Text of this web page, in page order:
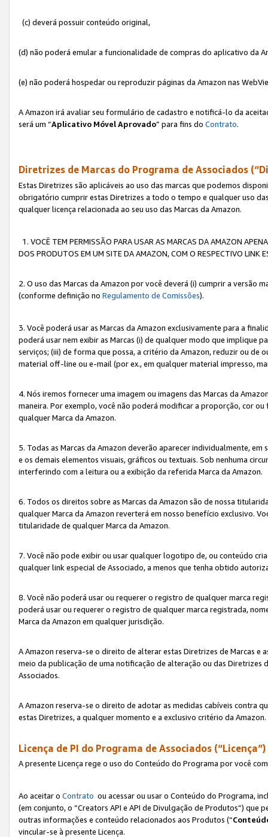
(c) deverá possuir conteúdo original,
(d) não poderá emular a funcionalidade de compras do aplicativo da
(e) não poderá hospedar ou reproduzir páginas da Amazon nas
A Amazon irá avaliar seu formulário de cadastro e notificá-lo da
será um “Aplicativo Móvel Aprovado” para fins do Contrato.
Diretrizes de Marcas do Programa de Associados
Estas Diretrizes são aplicáveis ao uso das marcas que podemos
obrigatório cumprir estas Diretrizes a todo o tempo e qualquer uso
qualquer licença relacionada ao seu uso das Marcas da Amazon.
1. VOCÊ TEM PERMISSÃO PARA USAR AS MARCAS DA AMAZON
DOS PRODUTOS EM UM SITE DA AMAZON, COM O RESPECTIVO LINK
2. O uso das Marcas da Amazon por você deverá (i) cumprir a versão
(conforme definição no Regulamento de Comissões).
3. Você poderá usar as Marcas da Amazon exclusivamente para a
poderá usar nem exibir as Marcas (i) de qualquer modo que implique
serviços; (iii) de forma que possa, a critério da Amazon, reduzir ou de
material off-line ou e-mail (por ex., em qualquer material impresso,
4. Nós iremos fornecer uma imagem ou imagens das Marcas da
maneira. Por exemplo, você não poderá modificar a proporção, cor
qualquer Marca da Amazon.
5. Todas as Marcas da Amazon deverão aparecer individualmente,
e os demais elementos visuais, gráficos ou textuais. Sob nenhuma
interferindo com a leitura ou a exibição da referida Marca da Amazon.
6. Todos os direitos sobre as Marcas da Amazon são de nossa
qualquer Marca da Amazon reverterá em nosso benefício exclusivo.
titularidade de qualquer Marca da Amazon.
7. Você não pode exibir ou usar qualquer logotipo de, ou conteúdo
qualquer link especial de Associado, a menos que tenha obtido
8. Você não poderá usar ou requerer o registro de qualquer marca
poderá usar ou requerer o registro de qualquer marca registrada,
Marca da Amazon em qualquer jurisdição.
A Amazon reserva-se o direito de alterar estas Diretrizes de Marcas e
meio da publicação de uma notificação de alteração ou das Diretrizes
Associados.
A Amazon reserva-se o direito de adotar as medidas cabíveis contra
estas Diretrizes, a qualquer momento e a exclusivo critério da Amazon.
Licença de PI do Programa de Associados (“Licença”)
A presente Licença rege o uso do Conteúdo do Programa por você
Ao aceitar o Contrato ou acessar ou usar o Conteúdo do Programa,
(em conjunto, o “Creators API e API de Divulgação de Produtos”)
outras informações e conteúdo relacionados aos Produtos (“
vincular-se à presente Licença.